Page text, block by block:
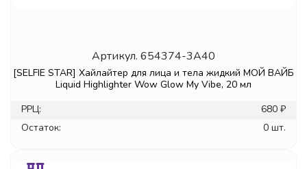
Артикул. 654374-3A40
[SELFIE STAR] Хайлайтер для лица и тела жидкий МОЙ ВАЙБ
Liquid Highlighter Wow Glow My Vibe, 20 мл
РРЦ:
680 ₽
Остаток:
0 шт.